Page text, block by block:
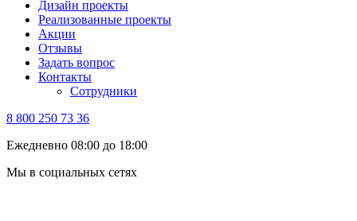
Дизайн проекты
Реализованные проекты
Акции
Отзывы
Задать вопрос
Контакты
Сотрудники
8 800 250 73 36
Ежедневно 08:00 до 18:00
Мы в социальных сетях